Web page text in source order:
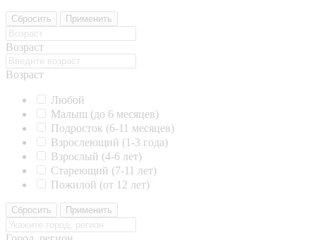
Сбросить Применить
Возраст
Возраст
Любой
Малыш (до 6 месяцев)
Подросток (6-11 месяцев)
Взрослеющий (1-3 года)
Взрослый (4-6 лет)
Стареющий (7-11 лет)
Пожилой (от 12 лет)
Сбросить Применить